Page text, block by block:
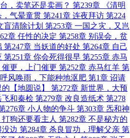
，卖笔还是卖画？ 第239章 《清明
，气晕童贯 第241章 连夜拜访 第224
盲清除计划 第253章 一国之灾，又岂
章 任性的决定 第258章 别误会，贫
第247章 当妖道的好处 第264章 自己
第251章 你会死得很早 第255章 赤马
催更，上门催更 第252章 赤马红羊 第
风唤雨，下能种地沤肥 第1章 诏请
【地圆说】
第272章 新世界，大预
飞和秦桧 第279章 改良造纸术 第278
276章 小人物的争斗 第303章 炁和神
打狗还要看主人 第282章 不是秘方的
边 第284章 杀良冒功，理解父亲 第